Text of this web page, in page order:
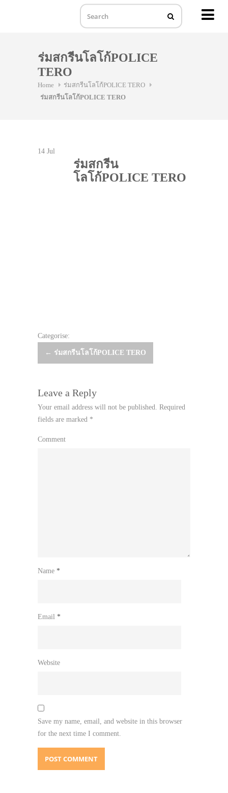
ร่มสกรีนโลโก้POLICE
TERO
Home
ร่มสกรีนโลโก้POLICE TERO
ร่มสกรีนโลโก้POLICE TERO
14 Jul
ร่มสกรีน
โลโก้POLICE TERO
Categorise:
Post
← ร่มสกรีนโลโก้POLICE TERO
Leave a Reply
Your email address will not be published. Required
fields are marked *
Comment
Name *
Email *
Website
Save my name, email, and website in this browser
for the next time I comment.